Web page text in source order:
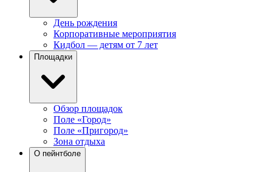
День рождения
Корпоративные мероприятия
Кидбол — детям от 7 лет
Площадки
Обзор площадок
Поле «Город»
Поле «Пригород»
Зона отдыха
О пейнтболе